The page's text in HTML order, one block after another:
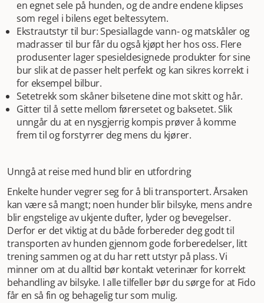
en egnet sele på hunden, og de andre endene klipses
som regel i bilens eget beltessytem.
Ekstrautstyr til bur: Spesiallagde vann- og matskåler og
madrasser til bur får du også kjøpt her hos oss. Flere
produsenter lager spesieldesignede produkter for sine
bur slik at de passer helt perfekt og kan sikres korrekt i
for eksempel bilbur.
Setetrekk som skåner bilsetene dine mot skitt og hår.
Gitter til å sette mellom førersetet og baksetet. Slik
unngår du at en nysgjerrig kompis prøver å komme
frem til og forstyrrer deg mens du kjører.
Unngå at reise med hund blir en utfordring
Enkelte hunder vegrer seg for å bli transportert. Årsaken
kan være så mangt; noen hunder blir bilsyke, mens andre
blir engstelige av ukjente dufter, lyder og bevegelser.
Derfor er det viktig at du både forbereder deg godt til
transporten av hunden gjennom gode forberedelser, litt
trening sammen og at du har rett utstyr på plass. Vi
minner om at du alltid bør kontakt veterinær for korrekt
behandling av bilsyke. I alle tilfeller bør du sørge for at Fido
får en så fin og behagelig tur som mulig.